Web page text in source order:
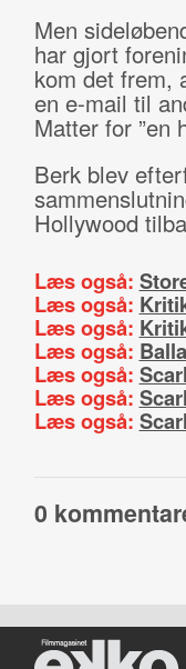
Men
har gjort
kom det frem,
en e-mail til
Matter for ”en
Berk blev
Hollywood
Læs også:
Læs også:
Læs også:
Læs også:
Læs også:
Læs også:
Læs også:
0